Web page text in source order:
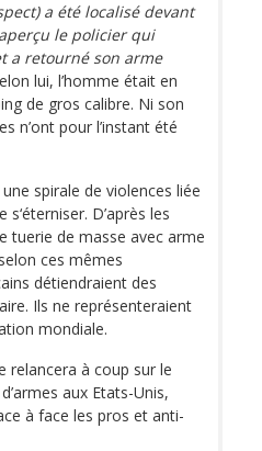
a été localisé devant
le policier qui
a retourné son arme
lui, l’homme était en
de gros calibre. Ni son
n’ont pour l’instant été
spirale de violences liée
D’après les
tuerie de masse avec arme
ces mêmes
détiendraient des
Ils ne représenteraient
mondiale.
relancera à coup sur le
aux Etats-Unis,
à face les pros et anti-